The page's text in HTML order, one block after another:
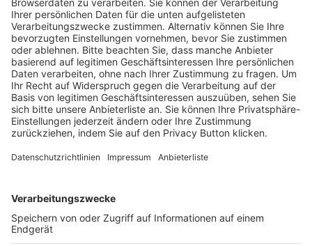
Trainerausbildung
Schulungsangebot Vereinsmitarbeiter
BFV-Geschäftsstellen
Trainerbörse
Login SpielPlus
FOLGE DEM BFV
TOP-VEREINE